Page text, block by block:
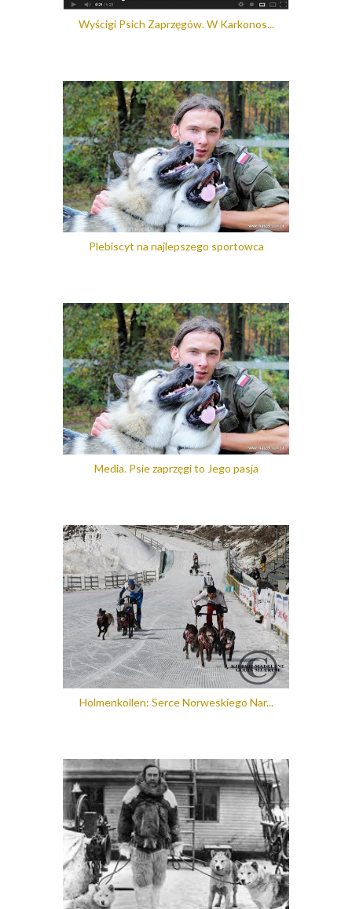
Wyścigi Psich Zaprzęgów. W Karkonos...
Plebiscyt na najlepszego sportowca
Media. Psie zaprzęgi to Jego pasja
Holmenkollen: Serce Norweskiego Nar...